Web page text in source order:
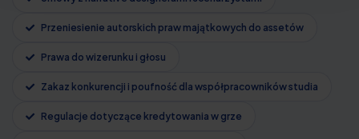
Przeniesienie autorskich praw majątkowych do assetów
Prawa do wizerunku i głosu
Zakaz konkurencji i poufność dla współpracowników studia
Regulacje dotyczące kredytowania w grze